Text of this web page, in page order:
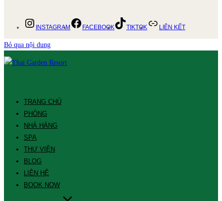
INSTAGRAM FACEBOOK TIKTOK LIÊN KẾT
Bỏ qua nội dung
TRANG CHỦ
PHÒNG
NHÀ HÀNG
SPA
THƯ VIỆN
BLOG
LIÊN HỆ
BOOK NOW